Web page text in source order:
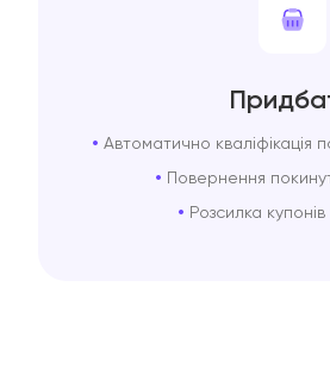
Автоматично кваліфікація
Повернення
Розсилка купонів